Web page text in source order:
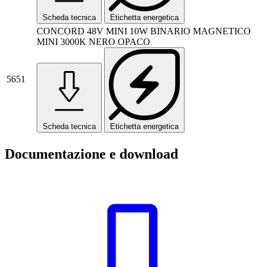
Scheda tecnica Etichetta energetica
5651
CONCORD 48V MINI 10W BINARIO MAGNETICO
MINI 3000K NERO OPACO
Scheda tecnica Etichetta energetica
Documentazione e download